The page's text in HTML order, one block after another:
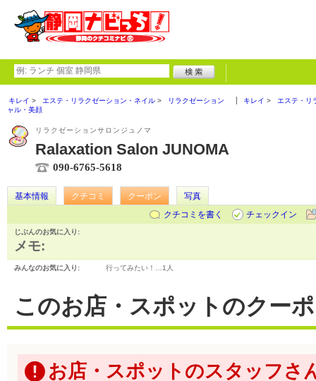
キレイ エステ・リラクゼーション・ネイル リラクゼーション キレイ
エステ・リ
ャル・美顔
リラクゼーションサロンジュノマ
Ralaxation Salon JUNOMA
090-6765-5618
基本情報 クチコミ クーポン
写真
クチコミを書く
チェックイン
じぶんのお気に入り:
メモ:
みんなのお気に入り: 行ってみたい！… 1人
このお店・スポットのクー
お店・スポットのスタッフさ